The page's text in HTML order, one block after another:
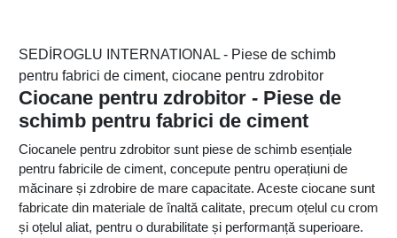
SEDİROGLU INTERNATIONAL - Piese de schimb
pentru fabrici de ciment, ciocane pentru zdrobitor
Ciocane pentru zdrobitor - Piese de
schimb pentru fabrici de ciment
Ciocanele pentru zdrobitor sunt piese de schimb esențiale
pentru fabricile de ciment, concepute pentru operațiuni de
măcinare și zdrobire de mare capacitate. Aceste ciocane sunt
fabricate din materiale de înaltă calitate, precum oțelul cu crom
și oțelul aliat, pentru o durabilitate și performanță superioare.